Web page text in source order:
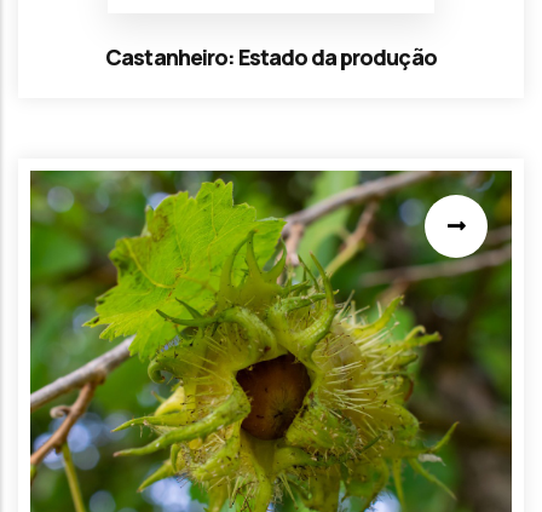
Castanheiro: Estado da produção